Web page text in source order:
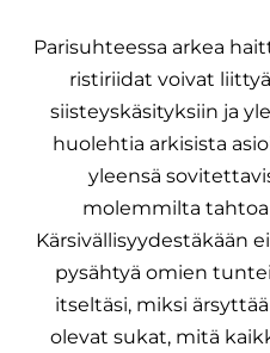
Parisuhteessa arkea
ristiriidat voivat
siisteyskäsityksiin ja
huolehtia arkisista
yleensä
molemmilta tahtoa
Kärsivällisyydestäkään
pysähtyä omien
itseltäsi, miksi
olevat sukat, mitä